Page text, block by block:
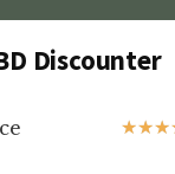
Discounter
★★★